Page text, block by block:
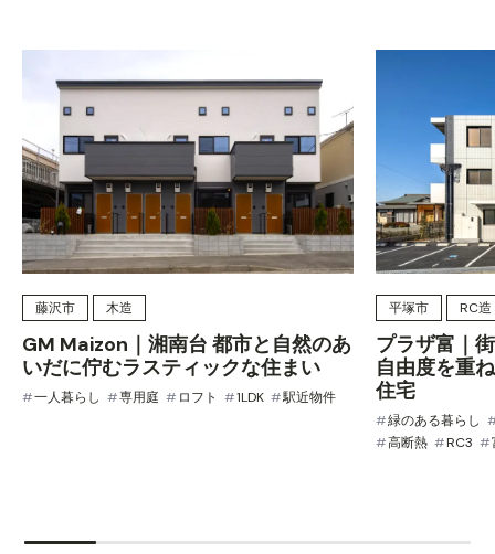
藤沢市 木造
GM Maizon｜湘南台 都市と自然のあ
いだに佇むラスティックな住まい
一人暮らし 専用庭 ロフト 1LDK 駅近物件
平塚市 RC造
プラザ富｜
自由度を重
住宅
緑のある暮らし
高断熱
RC3